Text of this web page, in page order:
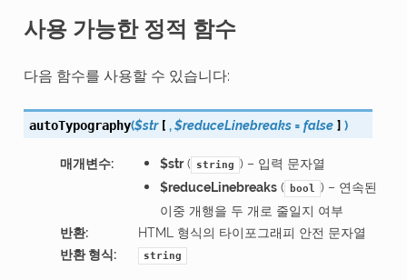
사용 가능한 정적 함수
다음 함수를 사용할 수 있습니다:
autoTypography($str [ ,$reduceLinebreaks = false ] )
매개변수: $str( string ) – 입력 문자열
$reduceLinebreaks( bool ) – 연속된
이중 개행을 두 개로 줄일지 여부
반환:
HTML 형식의 타이포그래피 안전 문자열
반환 형식: string